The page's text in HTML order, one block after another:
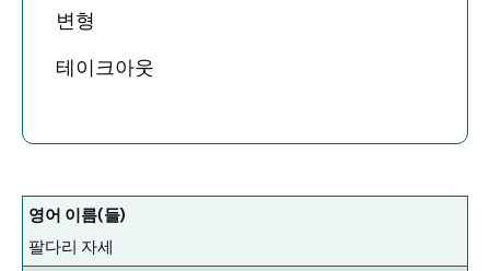
변형
테이크아웃
영어 이름(들)
팔다리 자세